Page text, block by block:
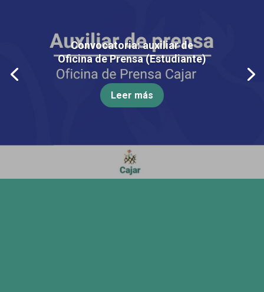
Convocatoria: auxiliar de
Oficina de Prensa (Estudiante)
Leer más